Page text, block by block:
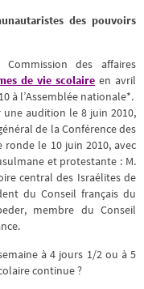
des pouvoirs
des affaires
de vie scolaire en avril
à l’Assemblée nationale*.
audition le 8 juin 2010,
de la Conférence des
le 10 juin 2010, avec
et protestante : M.
central des Israélites de
du Conseil français du
membre du Conseil
à 4 jours 1/2 ou à 5
continue ?